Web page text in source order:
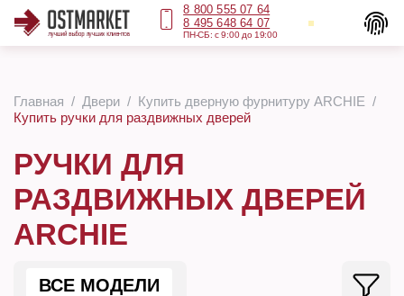
8 800 555 07 64
8 495 648 64 07
ПН-СБ: с 9:00 до 19:00
Главная Двери
Купить дверную фурнитуру ARCHIE
Купить ручки для раздвижных дверей
РУЧКИ ДЛЯ
РАЗДВИЖНЫХ ДВЕРЕЙ
ARCHIE
ВСЕ МОДЕЛИ